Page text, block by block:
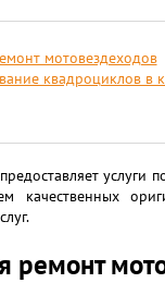
мотовездеходов
квадроциклов в
предоставляет услуги
качественных
ремонт